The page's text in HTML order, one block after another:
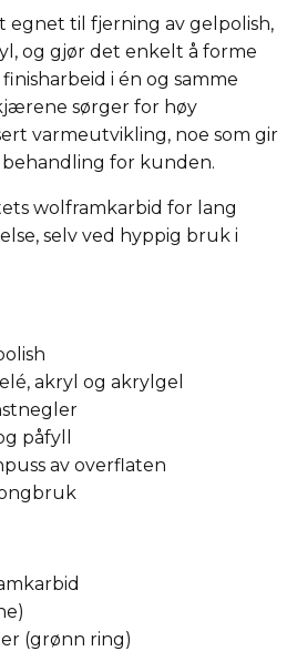
egnet til fjerning av gelpolish,
og gjør det enkelt å forme
i én og samme
sørger for høy
varmeutvikling, noe som gir
for kunden.
wolframkarbid for lang
selv ved hyppig bruk i
akryl og akrylgel
påfyll
av overflaten
(grønn ring)